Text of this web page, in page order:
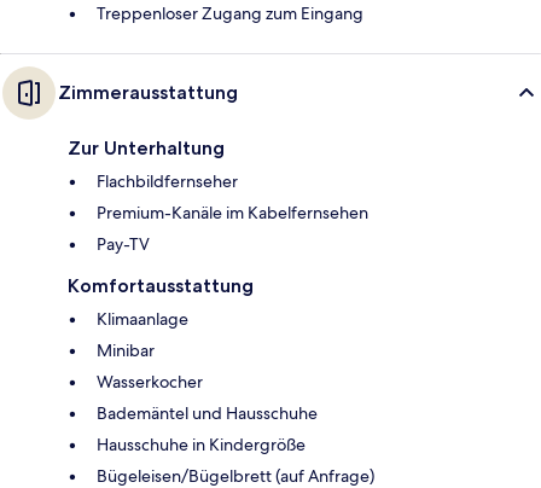
Treppenloser Zugang zum Eingang
Zimmerausstattung
Zur Unterhaltung
Flachbildfernseher
Premium-Kanäle im Kabelfernsehen
Pay-TV
Komfortausstattung
Klimaanlage
Minibar
Wasserkocher
Bademäntel und Hausschuhe
Hausschuhe in Kindergröße
Bügeleisen/Bügelbrett (auf Anfrage)